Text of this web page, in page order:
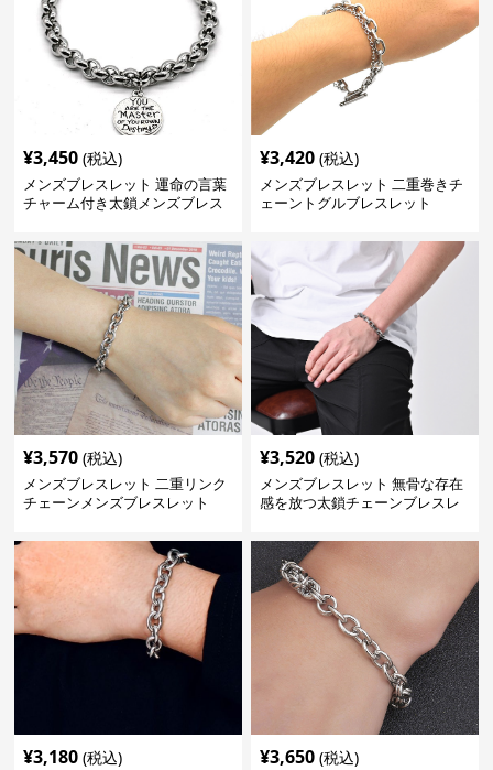
¥3,450 (税込)
メンズブレスレット 運命の言葉
チャーム付き太鎖メンズブレス
¥3,420 (税込)
メンズブレスレット 二重巻きチ
ェーントグルブレスレット
¥3,570 (税込)
メンズブレスレット 二重リンク
チェーンメンズブレスレット
¥3,520 (税込)
メンズブレスレット 無骨な存在
感を放つ太鎖チェーンブレスレ
¥3,180 (税込) ¥3,650 (税込)